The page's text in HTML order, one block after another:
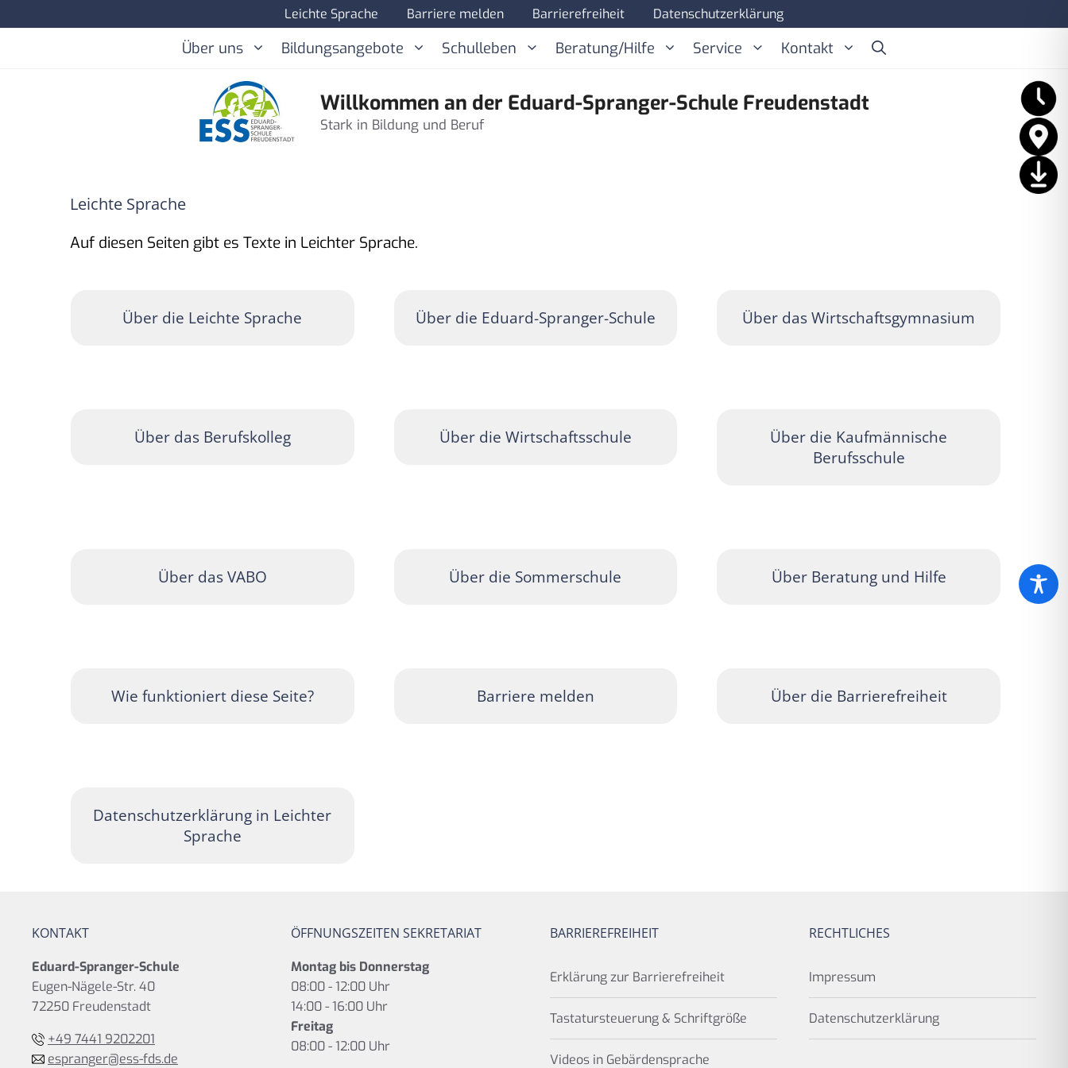
Inhalt
Leichte Sprache Barriere melden Barrierefreiheit Datenschutzerklärung
Über uns Bildungsangebote Schulleben Beratung/Hilfe Service Kontakt
Willkommen an der Eduard-Spranger-Schule Freudenstadt
Stark in Bildung und Beruf
Leichte Sprache
Auf diesen Seiten gibt es Texte in Leichter Sprache.
Über die Leichte Sprache Über die Eduard-Spranger-Schule Über das Wirtschaftsgymnasium
Über das Berufskolleg Über die Wirtschaftsschule
Über die Kaufmännische
Berufsschule
Über das VABO Über die Sommerschule Über Beratung und Hilfe
Wie funktioniert diese Seite? Barriere melden Über die Barrierefreiheit
Datenschutzerklärung in Leichter
Sprache
KONTAKT
Eduard-Spranger-Schule
Eugen-Nägele-Str. 40
72250 Freudenstadt
+49 7441 9202201
espranger@ess-fds.de
ÖFFNUNGSZEITEN SEKRETARIAT
Montag bis Donnerstag
08:00 - 12:00 Uhr
14:00 - 16:00 Uhr
Freitag
08:00 - 12:00 Uhr
BARRIEREFREIHEIT
Erklärung zur Barrierefreiheit
Tastatursteuerung & Schriftgröße
Videos in Gebärdensprache
RECHTLICHES
Impressum
Datenschutzerklärung